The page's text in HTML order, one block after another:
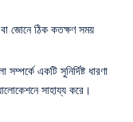
বা জোনে ঠিক কতক্ষণ সময়
একটি সুনির্দিষ্ট ধারণা
সাহায্য করে।